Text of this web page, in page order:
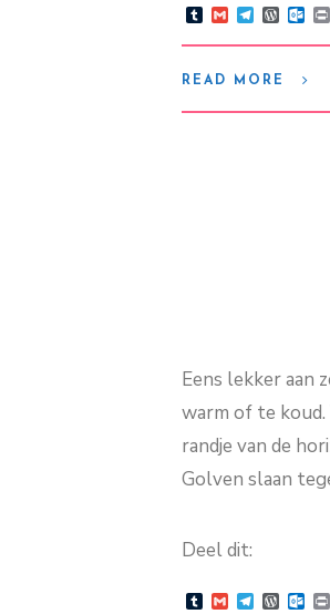
TumblrGmailTelegram
READ MORE
Eens lekker aan
warm of te
randje van de
Golven slaan
Deel dit:
TumblrGmailTelegram